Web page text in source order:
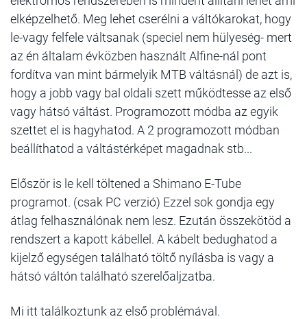
elképzelhető. Meg lehet cserélni a váltókarokat, hogy
le-vagy felfele váltsanak (speciel nem hülyeség- mert
az én általam évközben használt Alfine-nál pont
fordítva van mint bármelyik MTB váltásnál) de azt is,
hogy a jobb vagy bal oldali szett működtesse az első
vagy hátsó váltást. Programozott módba az egyik
szettet el is hagyhatod. A 2 programozott módban
beállíthatod a váltástérképet magadnak stb...
Először is le kell töltened a Shimano E-Tube
programot. (csak PC verzió) Ezzel sok gondja egy
átlag felhasználónak nem lesz. Ezután összekötöd a
rendszert a kapott kábellel. A kábelt bedughatod a
kijelző egységen található töltő nyílásba is vagy a
hátsó váltón található szerelőaljzatba.
Mi itt találkoztunk az első problémával.